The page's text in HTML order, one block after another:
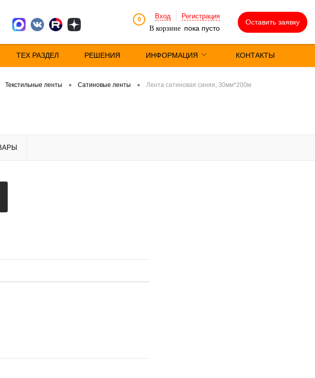
0 Вход
Регистрация
В корзине пока пусто
Оставить заявку
ТЕХ РАЗДЕЛ РЕШЕНИЯ ИНФОРМАЦИЯ КОНТАКТЫ
Текстильные ленты • Сатиновые ленты • Лента сатиновая синяя, 30мм*200м